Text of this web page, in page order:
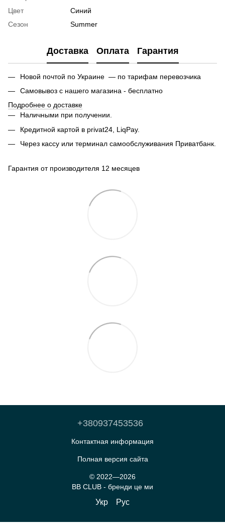
Цвет
Синий
Сезон
Summer
Доставка Оплата Гарантия
Новой почтой по Украине — по тарифам перевозчика
Самовывоз с нашего магазина - бесплатно
Подробнее о доставке
Наличными при получении.
Кредитной картой в privat24, LiqPay.
Через кассу или терминал самообслуживания Приватбанк.
Гарантия от производителя 12 месяцев
+380937453536
Контактная информация
Полная версия сайта
© 2022—2026
BB CLUB - бренди це ми
Укр Рус